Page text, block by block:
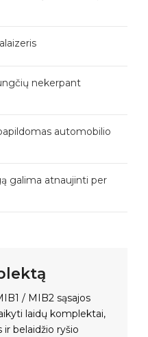
nekerpant
automobilio
galima atnaujinti per
/ MIB2 sąsajos
laidų komplektai,
ir belaidžio ryšio